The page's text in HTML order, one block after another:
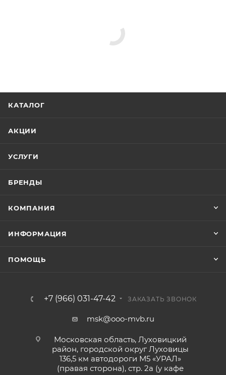
КАТАЛОГ
АКЦИИ
УСЛУГИ
БРЕНДЫ
КОМПАНИЯ
ИНФОРМАЦИЯ
ПОМОЩЬ
+7 (966) 031-47-42 ЗАКАЗАТЬ ЗВОНОК
msk@ooo-mvb.ru
Московская область, Луховицкий
район, городской округ Луховицы
136,5 км автодороги М5 «УРАЛ»
(правая сторона), стр. 2а (у кафе